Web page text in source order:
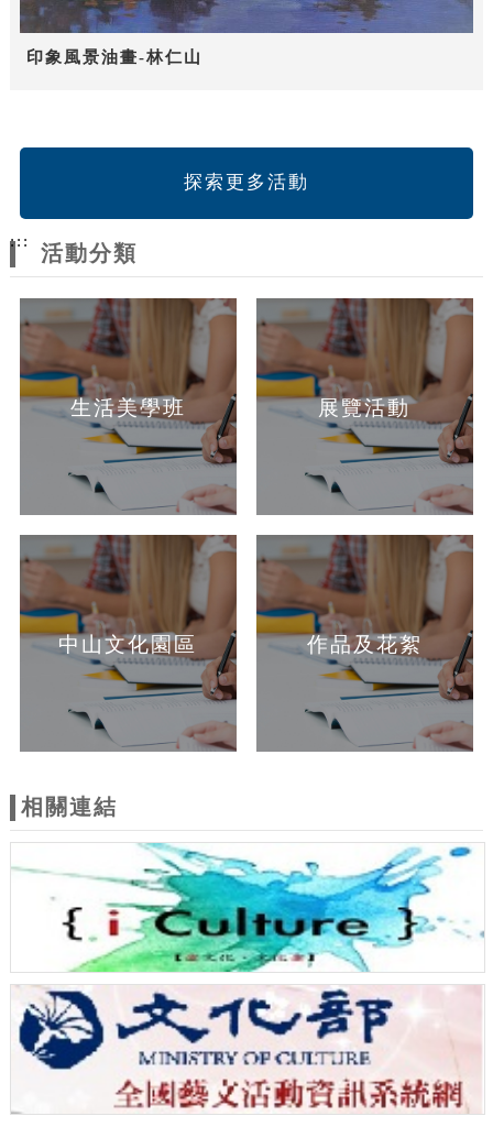
印象風景油畫-林仁山
探索更多活動
:::
活動分類
生活美學班 展覽活動
中山文化園區 作品及花絮
相關連結